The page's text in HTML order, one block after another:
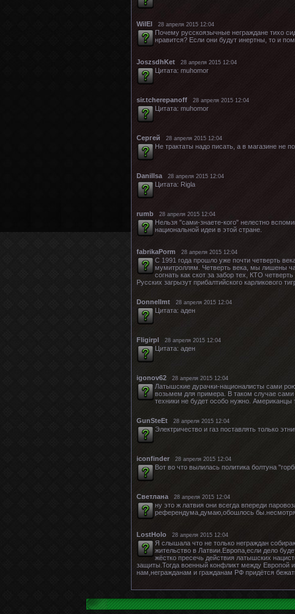
WilEl 28 апреля 2015 12:04
Почему русскоязычные неграждане тихо
нравится? Если они будут инертны, то и
JoszsdhKet 28 апреля 2015 12:04
Цитата: muhomor
sir.tcherepanoff 28 апреля 2015 12:04
Цитата: muhomor
Cергей 28 апреля 2015 12:04
Не трактаты надо писать, а в магазине не
Danillsa 28 апреля 2015 12:04
Цитата: Rigla
rumb 28 апреля 2015 12:04
Нельзя "сами-знаете-кого" нелестно
национальной идеи в этой стране.
fabrikaPorm 28 апреля 2015 12:04
С 1991 года прошло уже почти четверть
мумитроллям. Четверть века, мы лишены
согнать как скот за забор тех, КТО
Русских загрызут прибалтийского карликового
Donnellmt 28 апреля 2015 12:04
Цитата: аден
Fligirpl 28 апреля 2015 12:04
Цитата: аден
igonov62 28 апреля 2015 12:04
Латышские дурачки-националисты сами
возьмем для примера. В таком случае
техники не будет особо нужно.
GunSteEt 28 апреля 2015 12:04
Электричество и газ поставлять только
iconfinder 28 апреля 2015 12:04
Вот во что вылилась политика болтуна
Светлана 28 апреля 2015 12:04
ну это ж латвия они всегда впереди
референдума,думаю,обошлось бы.несмотря
LostHolo 28 апреля 2015 12:04
Я слышала что не только неграждан
жительство в Латвии.Европа,если дело
жёстко пресечь действия латышских
защиты.Тогда военный конфликт между Европой
нам,негражданам и гражданам РФ придётся